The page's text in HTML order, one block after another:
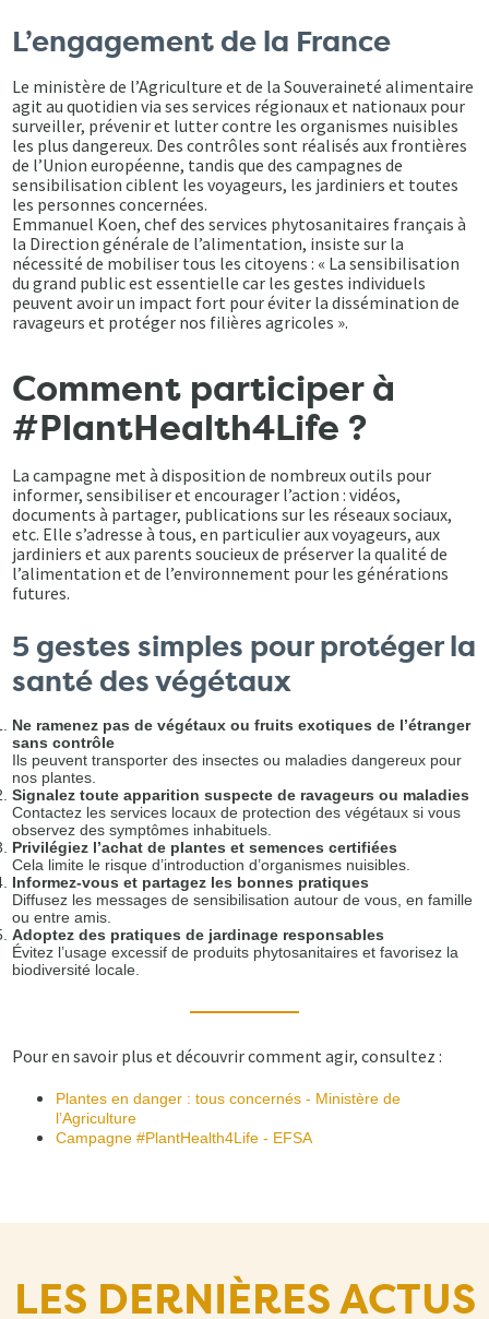
L’engagement de la France
Le ministère de l’Agriculture et de la Souveraineté alimentaire
agit au quotidien via ses services régionaux et nationaux pour
surveiller, prévenir et lutter contre les organismes nuisibles
les plus dangereux. Des contrôles sont réalisés aux frontières
de l’Union européenne, tandis que des campagnes de
sensibilisation ciblent les voyageurs, les jardiniers et toutes
les personnes concernées.
Emmanuel Koen, chef des services phytosanitaires français à
la Direction générale de l’alimentation, insiste sur la
nécessité de mobiliser tous les citoyens : « La sensibilisation
du grand public est essentielle car les gestes individuels
peuvent avoir un impact fort pour éviter la dissémination de
ravageurs et protéger nos filières agricoles ».
Comment participer à
#PlantHealth4Life ?
La campagne met à disposition de nombreux outils pour
informer, sensibiliser et encourager l’action : vidéos,
documents à partager, publications sur les réseaux sociaux,
etc. Elle s’adresse à tous, en particulier aux voyageurs, aux
jardiniers et aux parents soucieux de préserver la qualité de
l’alimentation et de l’environnement pour les générations
futures.
5 gestes simples pour protéger la
santé des végétaux
Ne ramenez pas de végétaux ou fruits exotiques de l’étranger
sans contrôle
Ils peuvent transporter des insectes ou maladies dangereux pour
nos plantes.
Signalez toute apparition suspecte de ravageurs ou maladies
Contactez les services locaux de protection des végétaux si vous
observez des symptômes inhabituels.
Privilégiez l’achat de plantes et semences certifiées
Cela limite le risque d’introduction d’organismes nuisibles.
Informez-vous et partagez les bonnes pratiques
Diffusez les messages de sensibilisation autour de vous, en famille
ou entre amis.
Adoptez des pratiques de jardinage responsables
Évitez l’usage excessif de produits phytosanitaires et favorisez la
biodiversité locale.
Pour en savoir plus et découvrir comment agir, consultez :
Plantes en danger : tous concernés - Ministère de
l’Agriculture
Campagne #PlantHealth4Life - EFSA
LES DERNIÈRES ACTUS